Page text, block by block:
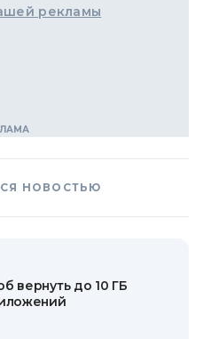
рекламы
НОВОСТЬЮ
вернуть до 10 ГБ